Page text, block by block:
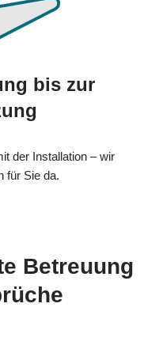
bis zur
der Installation – wir
für Sie da.
Betreuung